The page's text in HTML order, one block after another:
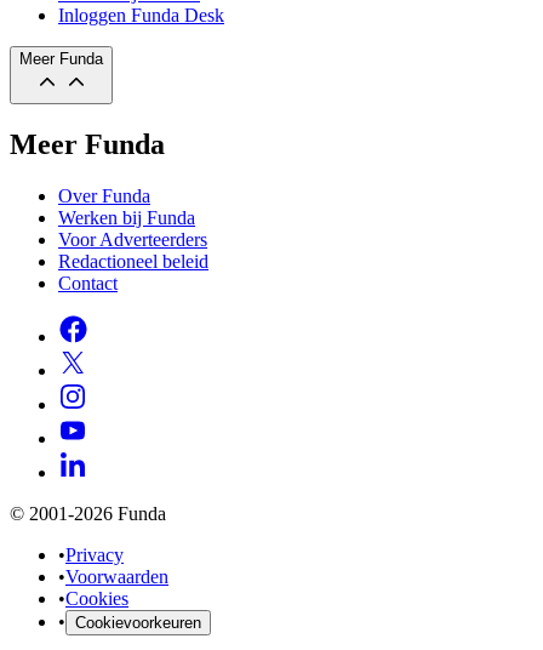
Inloggen Funda Desk
Meer Funda
Meer Funda
Over Funda
Werken bij Funda
Voor Adverteerders
Redactioneel beleid
Contact
© 2001-2026 Funda
•Privacy
•Voorwaarden
•Cookies
• Cookievoorkeuren